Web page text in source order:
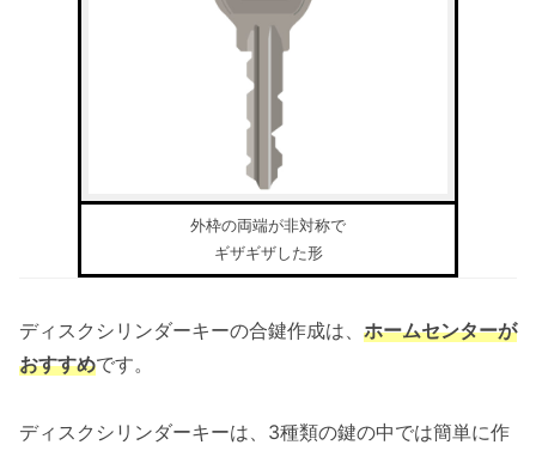
外枠の両端が非対称で
ギザギザした形
ディスクシリンダーキーの合鍵作成は、 ホームセンターが
おすすめです。
ディスクシリンダーキーは、3種類の鍵の中では簡単に作